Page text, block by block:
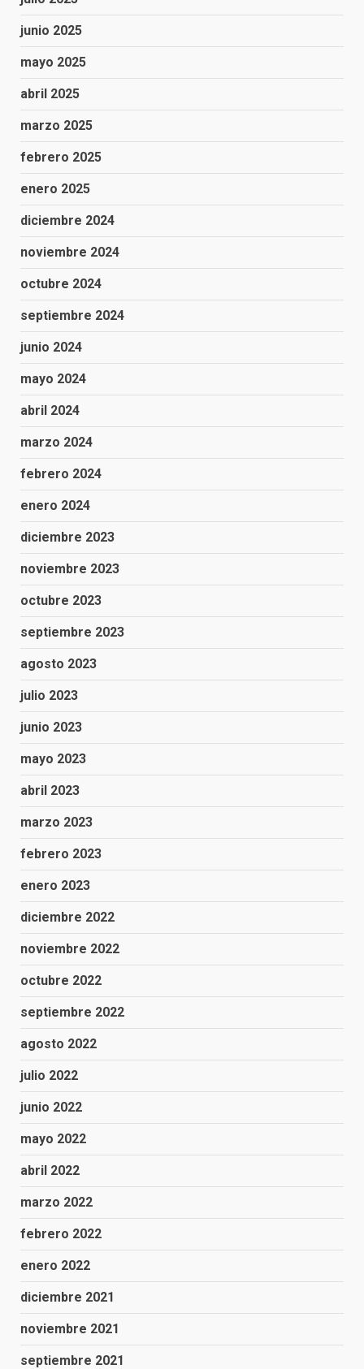
junio 2025
mayo 2025
abril 2025
marzo 2025
febrero 2025
enero 2025
diciembre 2024
noviembre 2024
octubre 2024
septiembre 2024
junio 2024
mayo 2024
abril 2024
marzo 2024
febrero 2024
enero 2024
diciembre 2023
noviembre 2023
octubre 2023
septiembre 2023
agosto 2023
julio 2023
junio 2023
mayo 2023
abril 2023
marzo 2023
febrero 2023
enero 2023
diciembre 2022
noviembre 2022
octubre 2022
septiembre 2022
agosto 2022
julio 2022
junio 2022
mayo 2022
abril 2022
marzo 2022
febrero 2022
enero 2022
diciembre 2021
noviembre 2021
septiembre 2021